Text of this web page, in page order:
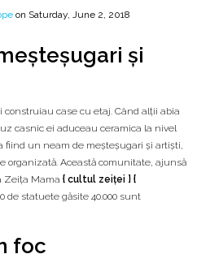
on Saturday, June 2, 2018
și
case cu etaj. Când alții abia
casnic ei aduceau ceramica la nivel
fiind un neam de meșteșugari și artiști,
organizată. Această comunitate, ajunsă
Zeița Mama { cultul zeiței } {
de statuete găsite 40.000 sunt
foc